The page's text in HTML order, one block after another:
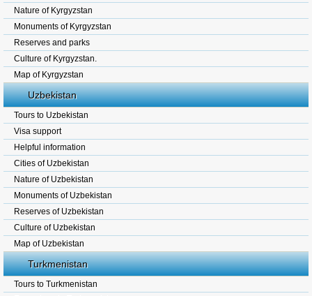
Nature of Kyrgyzstan
Monuments of Kyrgyzstan
Reserves and parks
Culture of Kyrgyzstan.
Map of Kyrgyzstan
Uzbekistan
Tours to Uzbekistan
Visa support
Helpful information
Cities of Uzbekistan
Nature of Uzbekistan
Monuments of Uzbekistan
Reserves of Uzbekistan
Culture of Uzbekistan
Map of Uzbekistan
Turkmenistan
Tours to Turkmenistan